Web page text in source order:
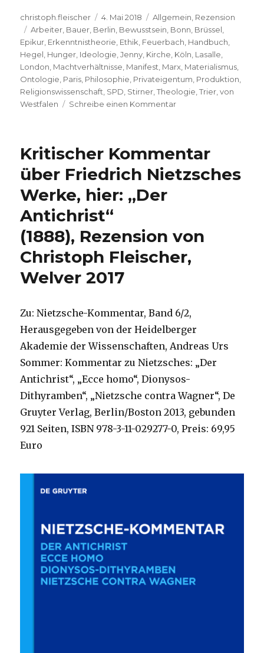
Autor
christoph.fleischer
Veröffentlicht
am
4. Mai 2018 Kategorien
Allgemein Rezension
Schlagwörter
Arbeiter Bauer Berlin Bewusstsein Bonn Brüssel
Epikur Erkenntnistheorie Ethik Feuerbach Handbuch
Hegel Hunger Ideologie ,Jenny Kirche Köln Lasalle
London Machtverhältnisse Manifest Marx Materialismus
Ontologie Paris Philosophie Privateigentum Produktion
Religionswissenschaft SPD Stirner ,Theologie ,Trier ,von
Westfalen
Schreibe einen Kommentarzu
heute,
von
Kritischer Kommentar
über Friedrich Nietzsches
Werke, hier: „Der
Antichrist“
(1888), Rezension von
Christoph Fleischer,
Welver 2017
Zu: Nietzsche-Kommentar, Band 6/2,
Herausgegeben von der Heidelberger
Akademie der Wissenschaften, Andreas Urs
Sommer: Kommentar zu Nietzsches: „Der
Antichrist“, „Ecce homo“, Dionysos-
Dithyramben“, „Nietzsche contra Wagner“, De
Gruyter Verlag, Berlin/Boston 2013, gebunden
921 Seiten, ISBN 978-3-11-029277-0, Preis: 69,95
Euro